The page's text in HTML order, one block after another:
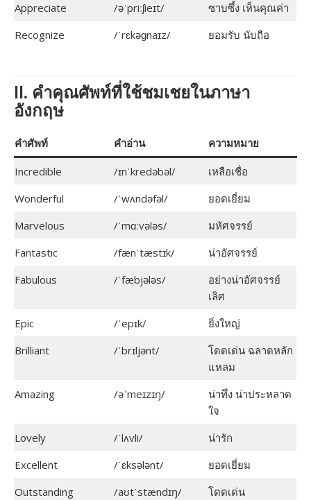
Appreciate
/əˈpriːʃieɪt/
ซาบซึ้ง เห็นคุณค่า
Recognize
/ˈrɛkəɡnaɪz/ ยอมรับ นับถือ
II. คำคุณศัพท์ที่ใช้ชมเชยในภาษา
อังกฤษ
คำศัพท์ คำอ่าน ความหมาย
Incredible /ɪnˈkredəbəl/
เหลือเชื่อ
Wonderful
/ˈwʌndəfəl/
ยอดเยี่ยม
Marvelous
/ˈmɑːvələs/
มหัศจรรย์
Fantastic
/fænˈtæstɪk/
น่าอัศจรรย์
Fabulous
/ˈfæbjələs/
อย่างน่าอัศจรรย์
เลิศ
Epic
/ˈepɪk/
ยิ่งใหญ่
Brilliant
/ˈbrɪljənt/
โดดเด่น ฉลาดหลัก
แหลม
Amazing
/əˈmeɪzɪŋ/
น่าทึ่ง น่าประหลาด
ใจ
Lovely
/ˈlʌvli/
น่ารัก
Excellent
/ˈɛksələnt/
ยอดเยี่ยม
Outstanding
/aʊtˈstændɪŋ/
โดดเด่น